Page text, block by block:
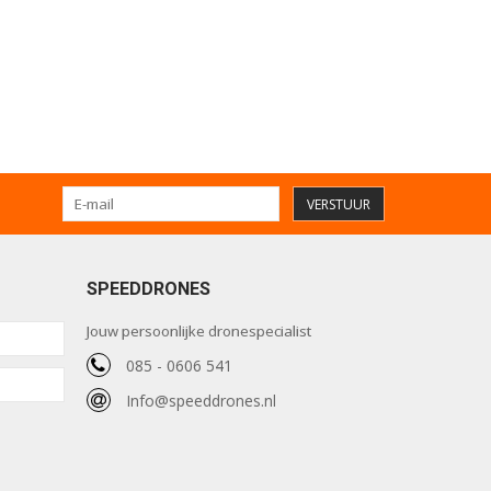
VERSTUUR
SPEEDDRONES
Jouw persoonlijke dronespecialist
085 - 0606 541
Info@speeddrones.nl